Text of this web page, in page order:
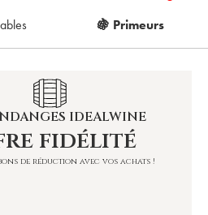
🍇 Primeurs
IDEALWINE
fidélité
de réduction avec vos achats !